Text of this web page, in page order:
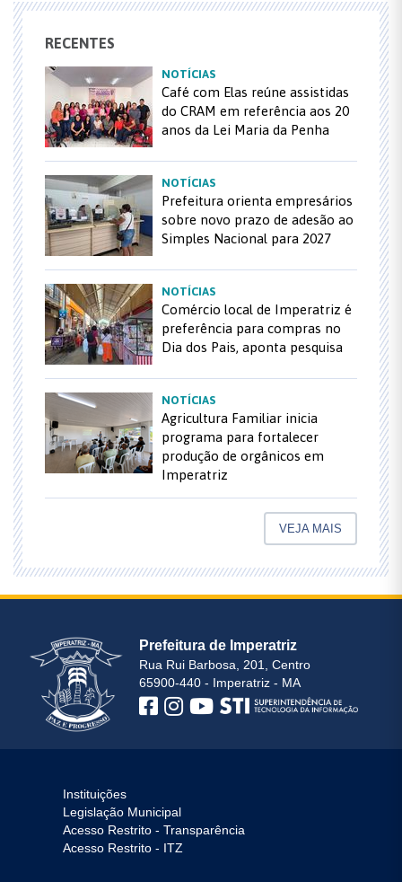
RECENTES
NOTÍCIAS
Café com Elas reúne assistidas
do CRAM em referência aos 20
anos da Lei Maria da Penha
NOTÍCIAS
Prefeitura orienta empresários
sobre novo prazo de adesão ao
Simples Nacional para 2027
NOTÍCIAS
Comércio local de Imperatriz é
preferência para compras no
Dia dos Pais, aponta pesquisa
NOTÍCIAS
Agricultura Familiar inicia
programa para fortalecer
produção de orgânicos em
Imperatriz
VEJA MAIS
Prefeitura de Imperatriz
Rua Rui Barbosa, 201, Centro
65900-440 - Imperatriz - MA
Instituições
Legislação Municipal
Acesso Restrito - Transparência
Acesso Restrito - ITZ